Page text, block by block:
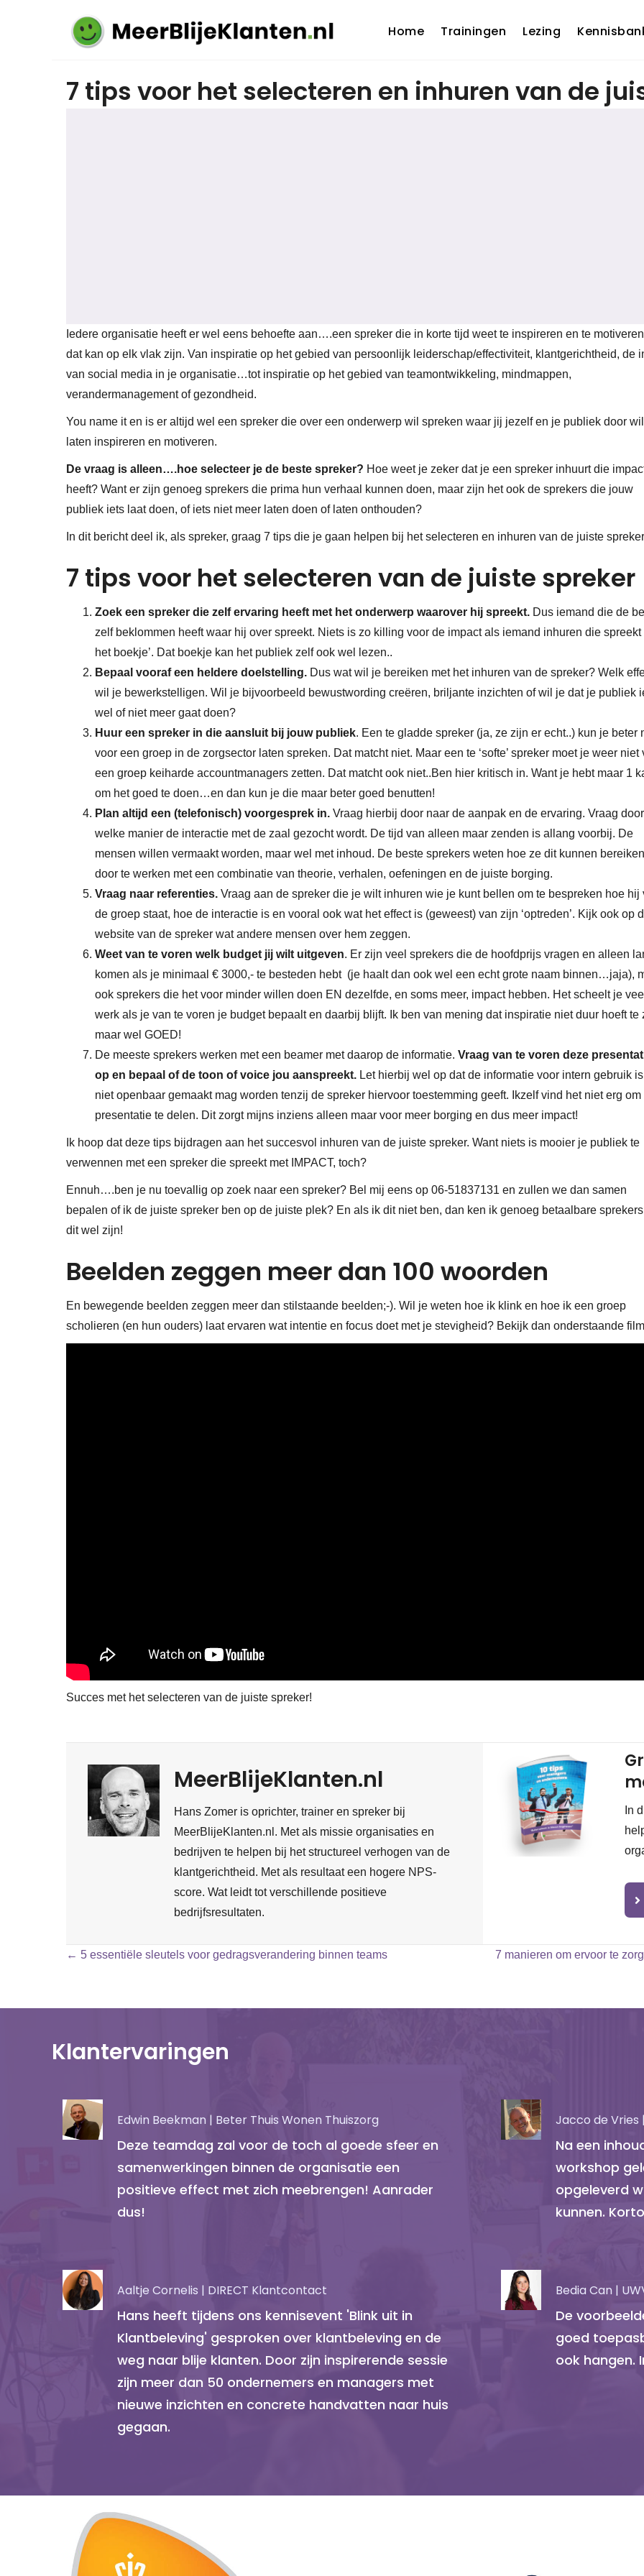
Home Trainingen Lezing
7 tips voor het selecteren en inhuren van de
Iedere organisatie heeft er wel eens behoefte aan….een spreker die in korte tijd weet te inspireren en te
dat kan op elk vlak zijn. Van inspiratie op het gebied van persoonlijk leiderschap/effectiviteit, klantgerichtheid, de
van social media in je organisatie…tot inspiratie op het gebied van teamontwikkeling, mindmappen,
verandermanagement of gezondheid.
You name it en is er altijd wel een spreker die over een onderwerp wil spreken waar jij jezelf en je publiek door
laten inspireren en motiveren.
De vraag is alleen….hoe selecteer je de beste spreker? Hoe weet je zeker dat je een spreker inhuurt die
heeft? Want er zijn genoeg sprekers die prima hun verhaal kunnen doen, maar zijn het ook de sprekers die jouw
publiek iets laat doen, of iets niet meer laten doen of laten onthouden?
In dit bericht deel ik, als spreker, graag 7 tips die je gaan helpen bij het selecteren en inhuren van de juiste
7 tips voor het selecteren van de juiste spreker
Zoek een spreker die zelf ervaring heeft met het onderwerp waarover hij spreekt. Dus iemand die de
zelf beklommen heeft waar hij over spreekt. Niets is zo killing voor de impact als iemand inhuren die spreekt
het boekje’. Dat boekje kan het publiek zelf ook wel lezen..
Bepaal vooraf een heldere doelstelling. Dus wat wil je bereiken met het inhuren van de spreker? Welk
wil je bewerkstelligen. Wil je bijvoorbeeld bewustwording creëren, briljante inzichten of wil je dat je publiek
wel of niet meer gaat doen?
Huur een spreker in die aansluit bij jouw publiek. Een te gladde spreker (ja, ze zijn er echt..) kun je beter
voor een groep in de zorgsector laten spreken. Dat matcht niet. Maar een te ‘softe’ spreker moet je weer niet
een groep keiharde accountmanagers zetten. Dat matcht ook niet..Ben hier kritisch in. Want je hebt maar 1
om het goed te doen…en dan kun je die maar beter goed benutten!
Plan altijd een (telefonisch) voorgesprek in. Vraag hierbij door naar de aanpak en de ervaring. Vraag
welke manier de interactie met de zaal gezocht wordt. De tijd van alleen maar zenden is allang voorbij. De
mensen willen vermaakt worden, maar wel met inhoud. De beste sprekers weten hoe ze dit kunnen bereiken
door te werken met een combinatie van theorie, verhalen, oefeningen en de juiste borging.
Vraag naar referenties. Vraag aan de spreker die je wilt inhuren wie je kunt bellen om te bespreken hoe hij
de groep staat, hoe de interactie is en vooral ook wat het effect is (geweest) van zijn ‘optreden’. Kijk ook op
website van de spreker wat andere mensen over hem zeggen.
Weet van te voren welk budget jij wilt uitgeven. Er zijn veel sprekers die de hoofdprijs vragen en alleen
komen als je minimaal € 3000,- te besteden hebt (je haalt dan ook wel een echt grote naam binnen…jaja),
ook sprekers die het voor minder willen doen EN dezelfde, en soms meer, impact hebben. Het scheelt je
werk als je van te voren je budget bepaalt en daarbij blijft. Ik ben van mening dat inspiratie niet duur hoeft te
maar wel GOED!
De meeste sprekers werken met een beamer met daarop de informatie. Vraag van te voren deze
op en bepaal of de toon of voice jou aanspreekt. Let hierbij wel op dat de informatie voor intern gebruik
niet openbaar gemaakt mag worden tenzij de spreker hiervoor toestemming geeft. Ikzelf vind het niet erg om
presentatie te delen. Dit zorgt mijns inziens alleen maar voor meer borging en dus meer impact!
Ik hoop dat deze tips bijdragen aan het succesvol inhuren van de juiste spreker. Want niets is mooier je publiek te
verwennen met een spreker die spreekt met IMPACT, toch?
Ennuh….ben je nu toevallig op zoek naar een spreker? Bel mij eens op 06-51837131 en zullen we dan samen
bepalen of ik de juiste spreker ben op de juiste plek? En als ik dit niet ben, dan ken ik genoeg betaalbare
dit wel zijn!
Beelden zeggen meer dan 100 woorden
En bewegende beelden zeggen meer dan stilstaande beelden;-). Wil je weten hoe ik klink en hoe ik een groep
scholieren (en hun ouders) laat ervaren wat intentie en focus doet met je stevigheid? Bekijk dan onderstaande
Succes met het selecteren van de juiste spreker!
MeerBlijeKlanten.nl
Hans Zomer is oprichter, trainer en spreker bij
MeerBlijeKlanten.nl. Met als missie organisaties en
bedrijven te helpen bij het structureel verhogen van de
klantgerichtheid. Met als resultaat een hogere NPS-
score. Wat leidt tot verschillende positieve
bedrijfsresultaten.
In
Posts
← 5 essentiële sleutels voor gedragsverandering binnen teams 7 manieren om ervoor te
Klantervaringen
Edwin Beekman | Beter Thuis Wonen Thuiszorg
Deze teamdag zal voor de toch al goede sfeer en
samenwerkingen binnen de organisatie een
positieve effect met zich meebrengen! Aanrader
dus!
Jacco de Vries
Na een
workshop
opgeleverd
kunnen.
Aaltje Cornelis | DIRECT Klantcontact
Hans heeft tijdens ons kennisevent 'Blink uit in
Klantbeleving' gesproken over klantbeleving en de
weg naar blije klanten. Door zijn inspirerende sessie
zijn meer dan 50 ondernemers en managers met
nieuwe inzichten en concrete handvatten naar huis
gegaan.
Bedia Can |
De
goed
ook hangen.